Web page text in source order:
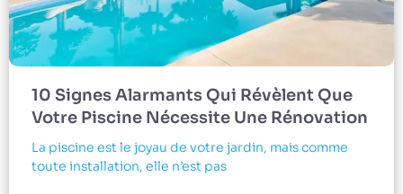
10 Signes Alarmants Qui Révèlent Que
Votre Piscine Nécessite Une Rénovation
La piscine est le joyau de votre jardin, mais comme
toute installation, elle n’est pas